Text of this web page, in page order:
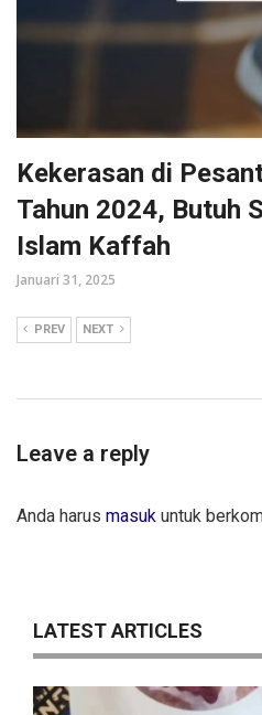
Kekerasan di
Tahun 2024, Butuh
Islam Kaffah
Januari 31, 2025
PREV NEXT
Leave a reply
Anda harus masuk untuk
LATEST ARTICLES